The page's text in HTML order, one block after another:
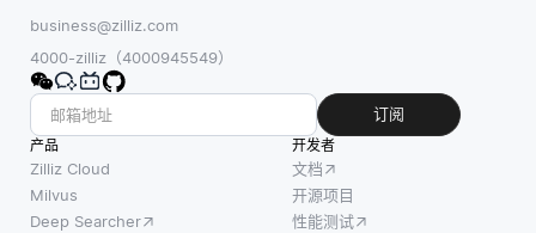
business@zilliz.com
4000-zilliz（4000945549）
订阅
产品
Zilliz Cloud
Milvus
Deep Searcher
开发者
文档
开源项目
性能测试